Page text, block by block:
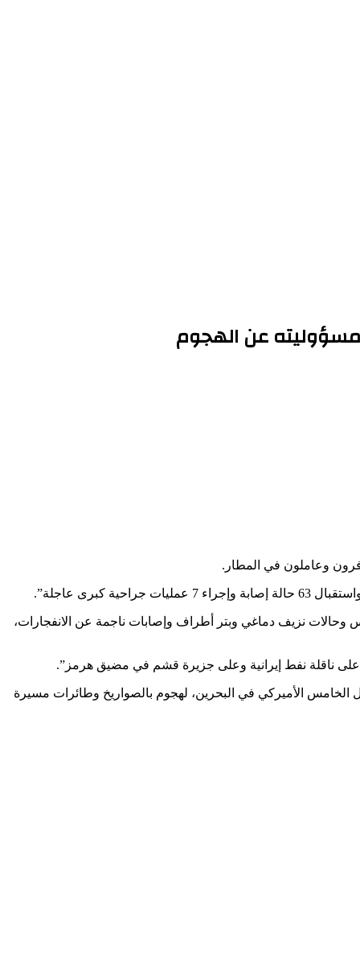
عاجلة”.
وحالات نزيف دماغي وبتر أطراف وإصابات ناجمة عن الانفجارات،
على ناقلة نفط إيرانية وعلى جزيرة قشم في مضيق هرمز”.
الأميركي في البحرين، لهجوم بالصواريخ وطائرات مسيرة